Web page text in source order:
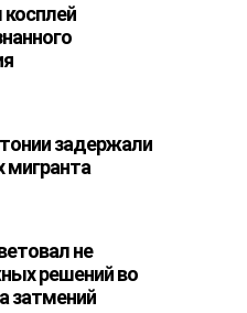
косплей
задержали
мигранта
не
решений во
затмений